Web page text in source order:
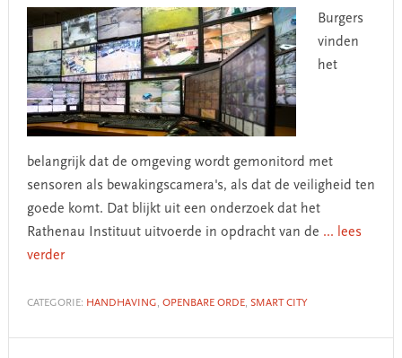
Burgers
vinden
het
belangrijk dat de omgeving wordt gemonitord met
sensoren als bewakingscamera's, als dat de veiligheid ten
goede komt. Dat blijkt uit een onderzoek dat het
Rathenau Instituut uitvoerde in opdracht van de ... lees
verder
CATEGORIE: HANDHAVING, OPENBARE ORDE, SMART CITY